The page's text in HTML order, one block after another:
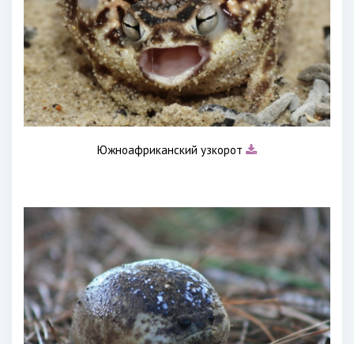
Южноафриканский узкорот